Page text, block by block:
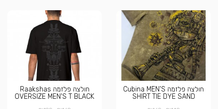
חולצה פלזמה Cubina MEN'S
SHIRT TIE DYE SAND
חולצה פלזמה Raakshas
OVERSIZE MEN'S T BLACK